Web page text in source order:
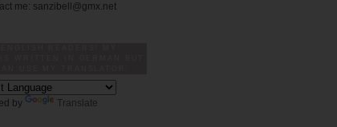
me: sanzibell@gmx.net
by Translate